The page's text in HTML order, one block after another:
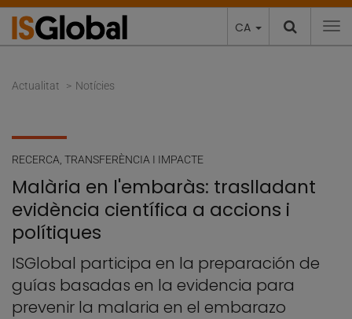
CA
Actualitat Notícies
RECERCA TRANSFERÈNCIA I IMPACTE
Malària en l'embaràs: traslladant
evidència científica a accions i
polítiques
ISGlobal participa en la preparación de
guías basadas en la evidencia para
prevenir la malaria en el embarazo